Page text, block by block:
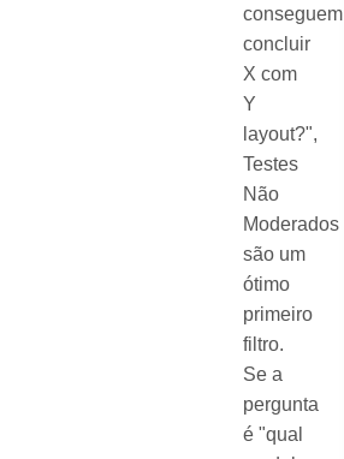
conseguem
concluir
X com
Y
layout?",
Testes
Não
Moderados
são um
ótimo
primeiro
filtro.
Se a
pergunta
é "qual